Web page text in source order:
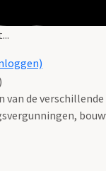
van de